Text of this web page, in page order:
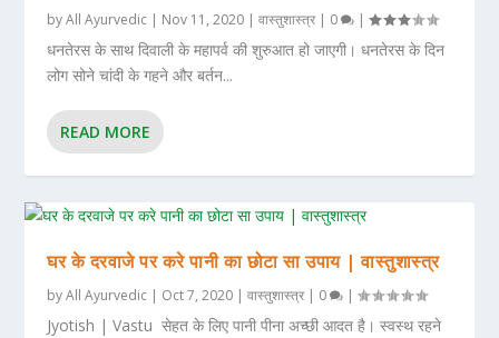
byAll Ayurvedic | Nov 11, 2020 |वास्तुशास्त्र | 0 |
धनतेरस के साथ दिवाली के महापर्व की शुरुआत हो जाएगी। धनतेरस के दिन
लोग सोने चांदी के गहने और बर्तन...
READ MORE
घर के दरवाजे पर करे पानी का छोटा सा उपाय | वास्तुशास्त्र
byAll Ayurvedic | Oct 7, 2020 |वास्तुशास्त्र | 0 |
Jyotish | Vastu सेहत के लिए पानी पीना अच्छी आदत है। स्वस्थ रहने